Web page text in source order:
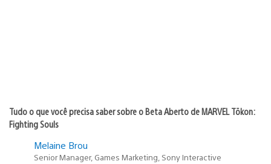
Tudo o que você precisa saber sobre o Beta Aberto de MARVEL Tōkon:
Fighting Souls
Melaine Brou
Senior Manager, Games Marketing, Sony Interactive